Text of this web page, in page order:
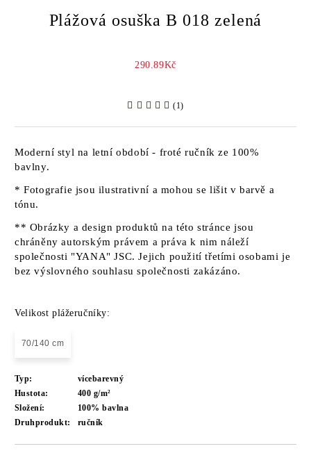
Plážová osuška B 018 zelená
290.89Kč
(1)
Moderní styl na letní období - froté ručník ze 100%
bavlny.
* Fotografie jsou ilustrativní a mohou se lišit v barvě a
tónu.
** Obrázky a design produktů na této stránce jsou
chráněny autorským právem a práva k nim náleží
společnosti "YANA" JSC. Jejich použití třetími osobami je
bez výslovného souhlasu společnosti zakázáno.
Velikost plážeručníky:
70/140 cm
Typ:
vícebarevný
Hustota:
400 g/m²
Složení:
100% bavlna
Druhprodukt:
ručník